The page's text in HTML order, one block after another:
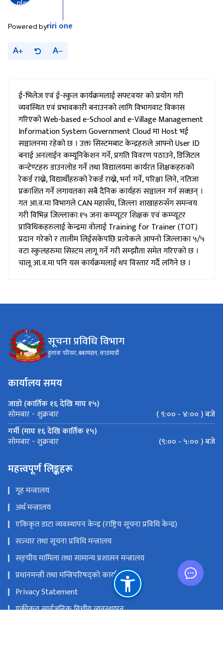
one
व्यवस्थित एवं प्रभावकारी बनाउनको लागि विभागवाट विकास
गरिएको Web-based e-School and e-Village Management
Information System Government Cloud मा Host भई
सञ्चालनमा रहेको छ । उक्त सिस्टमबाट केन्द्रहरुले आफ्नो User ID
बनाई अनलाईन कम्यूनिकेशन गर्ने, प्रगति विवरण पठाउने, डिजिटल
कन्टेण्टहरु डाउनलोड गर्ने तथा विद्यालयमा कार्यरत शिक्षकहरुको
रेकर्ड राख्ने, विद्यार्थीहरुको रेकर्ड राख्ने, भर्ना गर्ने, परिक्षा लिने, नतिजा
प्रकाशित गर्ने लगायतका सबै दैनिक कार्यहरु सञ्चालन गर्न सक्छन् ।
गत आ.व.मा विभागले CAN महासँघ, जिल्ला शाखाहरुसँग समन्वय
गरी विभिन्न जिल्लाका १५ जना कम्प्यूटर शिक्षक एवं कम्प्यूटर
प्राविधिकहरुलाई केन्द्रमा वोलाई Training for Trainer (TOT)
प्रदान गरेको र तालीम लिईसकेपछि प्रत्येकले आफ्नो जिल्लाका ५/५
वटा स्कुलहरुमा सिस्टम लागू गर्ने गरी सम्झौता समेत गरिएको छ ।
चालू आ.व.मा पनि यस कार्यक्रमलाई थप विस्तार गर्दै लगिने छ ।
सूचना प्रविधि विभाग
हुलाक परिसर, बबरमहल, काठमाडौं
कार्यालय समय
सोमबार - शुक्रबार
गर्मी (माघ १६ देखि कार्तिक १५)
सोमबार - शुक्रबार
महत्त्वपूर्ण लिङ्कहरू
अर्थ मन्त्रालय
सञ्‍चार तथा सूचना प्रविधि मन्त्रालय
सङ्‍घीय मामिला तथा सामान्य प्रशासन मन्त्रालय
प्रधानमन्त्री तथा मन्त्रिपरिषद्को कार्यालय
एकीकृत सार्वजनिक वित्तीय व्यवस्थापन